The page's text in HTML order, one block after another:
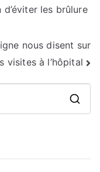
les brûlure
nous disent sur
visites à l’hôpital